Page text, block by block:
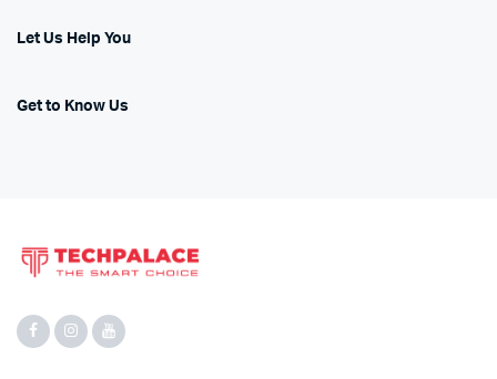
Let Us Help You
Get to Know Us